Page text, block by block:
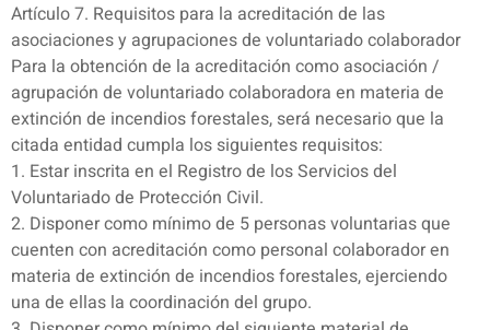
Artículo 7. Requisitos para la acreditación de las
asociaciones y agrupaciones de voluntariado colaborador
Para la obtención de la acreditación como asociación /
agrupación de voluntariado colaboradora en materia de
extinción de incendios forestales, será necesario que la
citada entidad cumpla los siguientes requisitos:
1. Estar inscrita en el Registro de los Servicios del
Voluntariado de Protección Civil.
2. Disponer como mínimo de 5 personas voluntarias que
cuenten con acreditación como personal colaborador en
materia de extinción de incendios forestales, ejerciendo
una de ellas la coordinación del grupo.